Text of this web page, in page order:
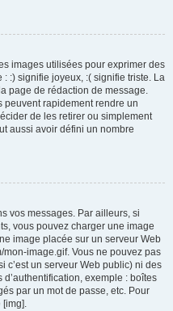
images utilisées pour exprimer des
:) signifie joyeux, :( signifie triste. La
page de rédaction de message.
peuvent rapidement rendre un
de les retirer ou simplement
aussi avoir défini un nombre
vos messages. Par ailleurs, si
vous pouvez charger une image
image placée sur un serveur Web
image.gif. Vous ne pouvez pas
c’est un serveur Web public) ni des
exemple : boîtes
par un mot de passe, etc. Pour
[img].